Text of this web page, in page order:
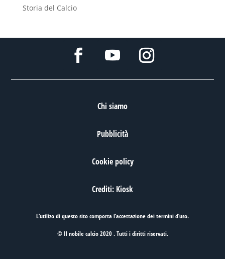
Storia del Calcio
Chi siamo
Pubblicità
Cookie policy
Crediti: Kiosk
L’utilizo di questo sito comporta l’accettazione deitermini d’uso.
© Il nobile calcio 2020 . Tutti i diritti riservati.